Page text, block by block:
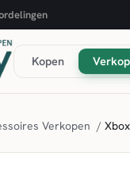
Kopen
Verkopen /